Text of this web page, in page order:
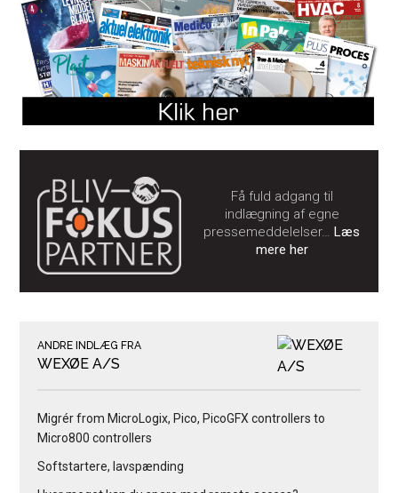
Få fuld adgang til
indlægning af egne
pressemeddelelser…Læs
mere her
ANDRE INDLÆG FRA
WEXØE A/S
Migrér from MicroLogix, Pico, PicoGFX controllers to
Micro800 controllers
Softstartere, lavspænding